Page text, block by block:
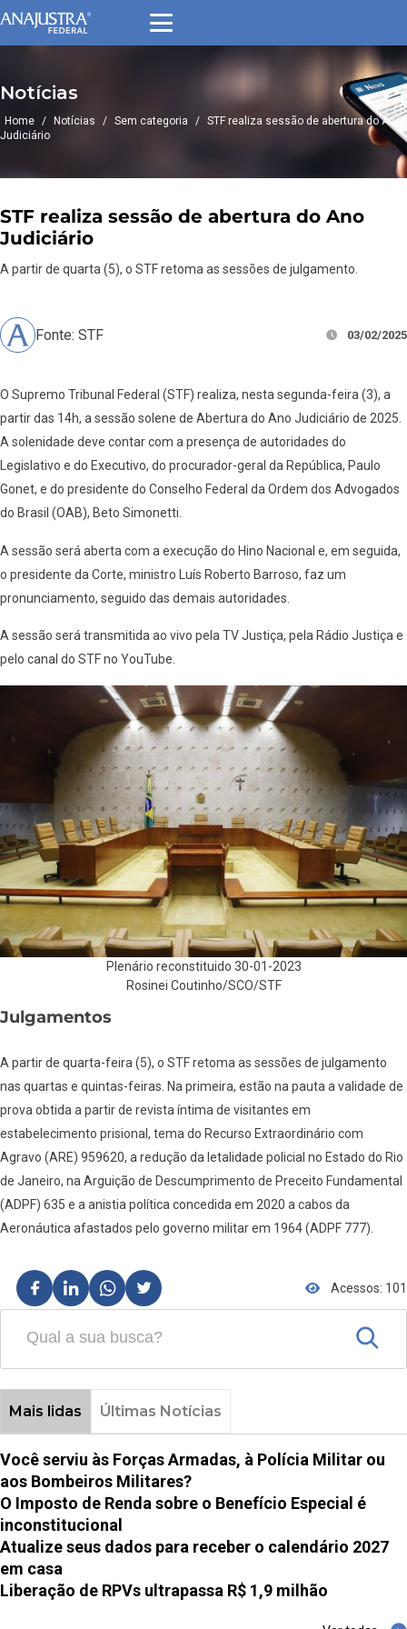
Notícias
Home / Notícias / Sem categoria / STF realiza sessão de abertura do Ano
Judiciário
STF realiza sessão de abertura do Ano
Judiciário
A partir de quarta (5), o STF retoma as sessões de julgamento.
Fonte: STF 03/02/2025
O Supremo Tribunal Federal (STF) realiza, nesta segunda-feira (3), a
partir das 14h, a sessão solene de Abertura do Ano Judiciário de 2025.
A solenidade deve contar com a presença de autoridades do
Legislativo e do Executivo, do procurador-geral da República, Paulo
Gonet, e do presidente do Conselho Federal da Ordem dos Advogados
do Brasil (OAB), Beto Simonetti.
A sessão será aberta com a execução do Hino Nacional e, em seguida,
o presidente da Corte, ministro Luís Roberto Barroso, faz um
pronunciamento, seguido das demais autoridades.
A sessão será transmitida ao vivo pela TV Justiça, pela Rádio Justiça e
pelo canal do STF no YouTube.
Plenário reconstituido 30-01-2023
Rosinei Coutinho/SCO/STF
Julgamentos
A partir de quarta-feira (5), o STF retoma as sessões de julgamento
nas quartas e quintas-feiras. Na primeira, estão na pauta a validade de
prova obtida a partir de revista íntima de visitantes em
estabelecimento prisional, tema do Recurso Extraordinário com
Agravo (ARE) 959620, a redução da letalidade policial no Estado do Rio
de Janeiro, na Arguição de Descumprimento de Preceito Fundamental
(ADPF) 635 e a anistia política concedida em 2020 a cabos da
Aeronáutica afastados pelo governo militar em 1964 (ADPF 777).
Acessos: 101
Mais lidas Últimas Notícias
Você serviu às Forças Armadas, à Polícia Militar ou
aos Bombeiros Militares?
O Imposto de Renda sobre o Benefício Especial é
inconstitucional
Atualize seus dados para receber o calendário 2027
em casa
Liberação de RPVs ultrapassa R$ 1,9 milhão